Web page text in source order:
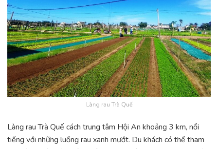
Làng rau Trà Quế
Làng rau Trà Quế cách trung tâm Hội An khoảng 3 km, nổi
tiếng với những luống rau xanh mướt. Du khách có thể tham